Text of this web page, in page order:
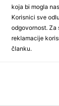
koja bi mogla
Korisnici sve
odgovornost. Za
reklamacije
članku.